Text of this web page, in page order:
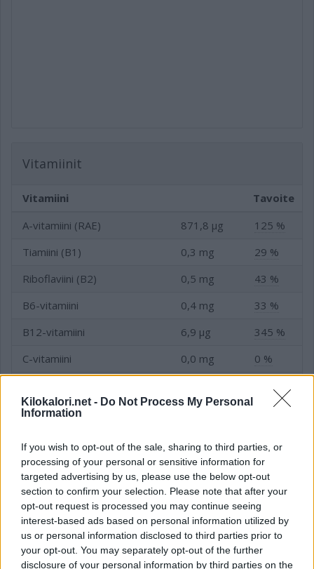
Kilokalori.net - Do Not Process My Personal
Information
If you wish to opt-out of the sale, sharing to third parties, or
processing of your personal or sensitive information for
targeted advertising by us, please use the below opt-out
section to confirm your selection. Please note that after your
opt-out request is processed you may continue seeing
interest-based ads based on personal information utilized by
us or personal information disclosed to third parties prior to
your opt-out. You may separately opt-out of the further
disclosure of your personal information by third parties on the
Vitamiinit
Vitamiini
Tavoite
A-vitamiini (RAE)
871,8 µg
125 %
Tiamiini (B1)
0,3 mg
29 %
Riboflaviini (B2)
0,5 mg
43 %
B6-vitamiini
0,4 mg
33 %
B12-vitamiini
6,9 µg
345 %
C-vitamiini
0,0 mg
0 %
E-vitamiini
5,5 mg
Niasiini (B3-vitamiini)
0,1 mg 0 %
Kivennäis- ja hivenaineet
Kivennäis- tai hivenaine Tavoite